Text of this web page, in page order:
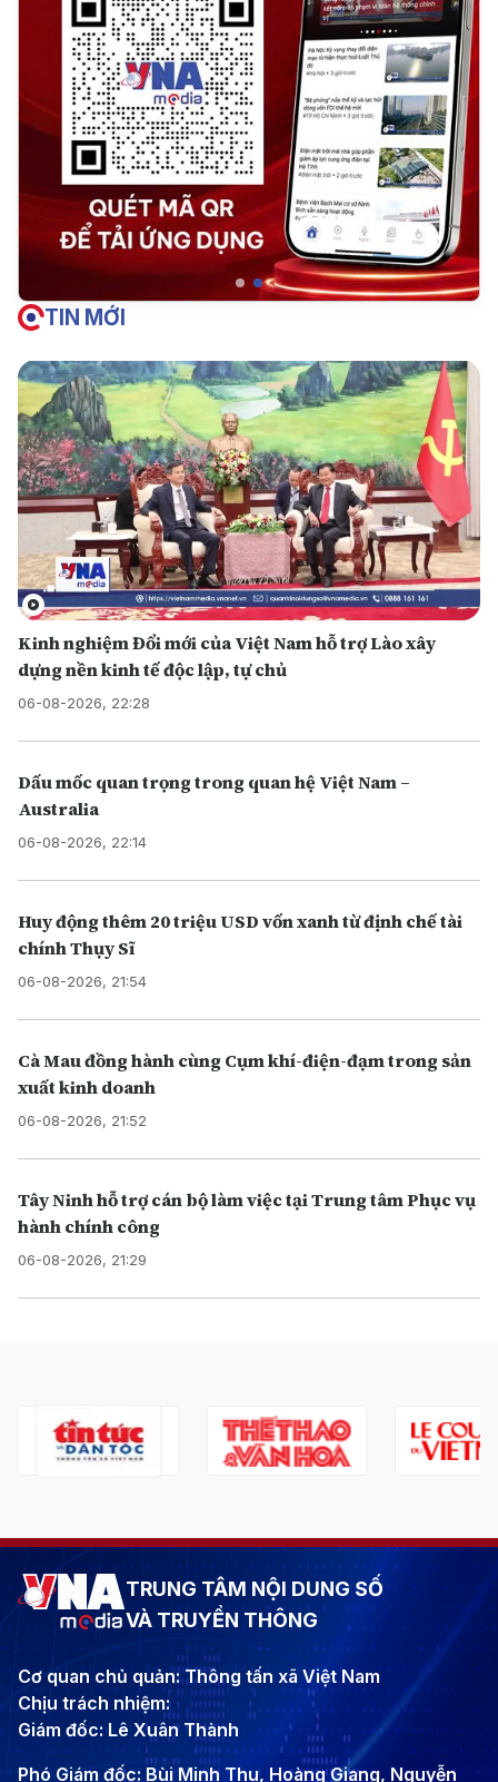
TIN MỚI
Kinh nghiệm Đổi mới của Việt Nam hỗ trợ Lào xây
dựng nền kinh tế độc lập, tự chủ
06-08-2026, 22:28
Dấu mốc quan trọng trong quan hệ Việt Nam –
Australia
06-08-2026, 22:14
Huy động thêm 20 triệu USD vốn xanh từ định chế tài
chính Thụy Sĩ
06-08-2026, 21:54
Cà Mau đồng hành cùng Cụm khí-điện-đạm trong sản
xuất kinh doanh
06-08-2026, 21:52
Tây Ninh hỗ trợ cán bộ làm việc tại Trung tâm Phục vụ
hành chính công
06-08-2026, 21:29
TRUNG TÂM NỘI DUNG SỐ
VÀ TRUYỀN THÔNG
Cơ quan chủ quản: Thông tấn xã Việt Nam
Chịu trách nhiệm:
Giám đốc: Lê Xuân Thành
Phó Giám đốc: Bùi Minh Thu, Hoàng Giang, Nguyễn